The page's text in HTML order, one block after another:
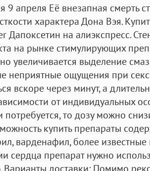
9 апреля Её внезапная смерть
характера Дона Вэя.
Дапоксетин на алиэкспресс.
на рынке стимулирующих
увеличивается выделение
неприятные ощущения при
вскоре через минут, а
от индивидуальных
потребуется, то дозу можно
купить препараты
варденафил, более
сердца препарат нужно
Варианты доставки: Помимо